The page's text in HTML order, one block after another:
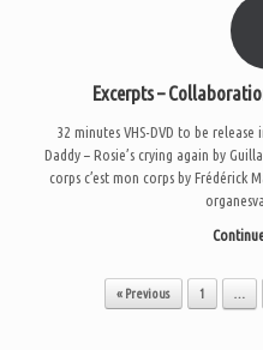
Excerpts –
32 minutes VHS-DVD to be
Daddy – Rosie’s crying again by
corps c’est mon corps by Frédérick
Post navigation« Previous 1 …